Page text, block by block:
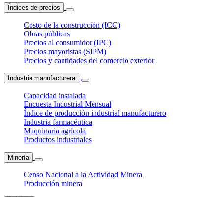
Índices de precios
Costo de la construcción (ICC)
Obras públicas
Precios al consumidor (IPC)
Precios mayoristas (SIPM)
Precios y cantidades del comercio exterior
Industria manufacturera
Capacidad instalada
Encuesta Industrial Mensual
Índice de producción industrial manufacturero
Industria farmacéutica
Maquinaria agrícola
Productos industriales
Minería
Censo Nacional a la Actividad Minera
Producción minera